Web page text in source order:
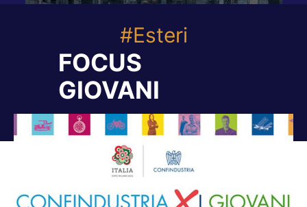
#Esteri
FOCUS
GIOVANI
Tu sei qui: